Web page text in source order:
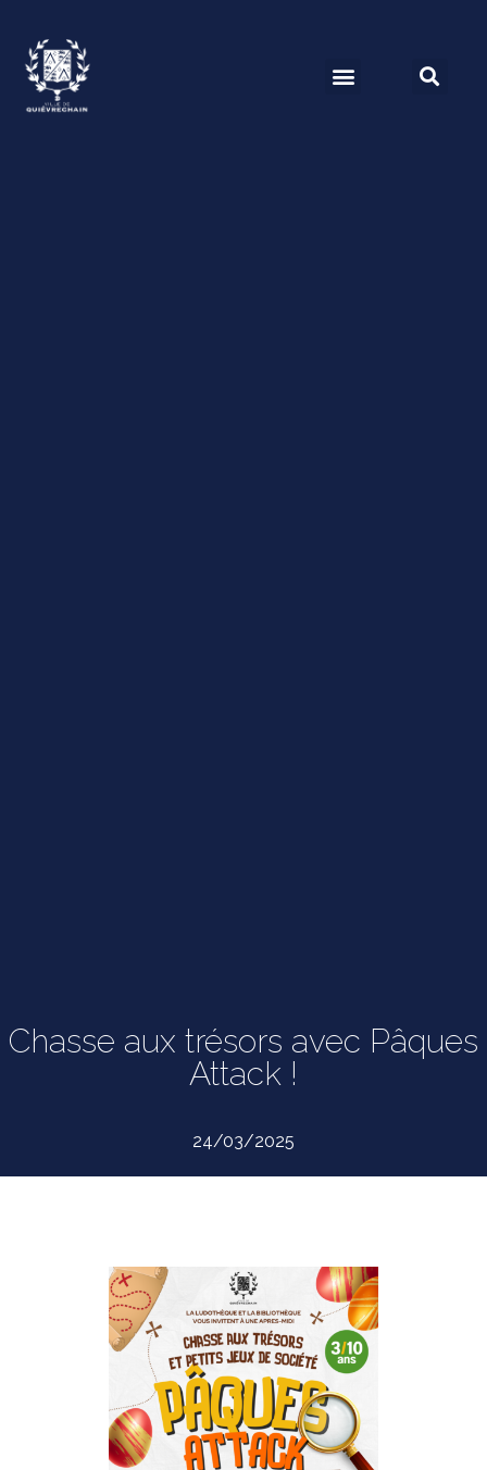
Chasse aux trésors avec Pâques
Attack !
24/03/2025